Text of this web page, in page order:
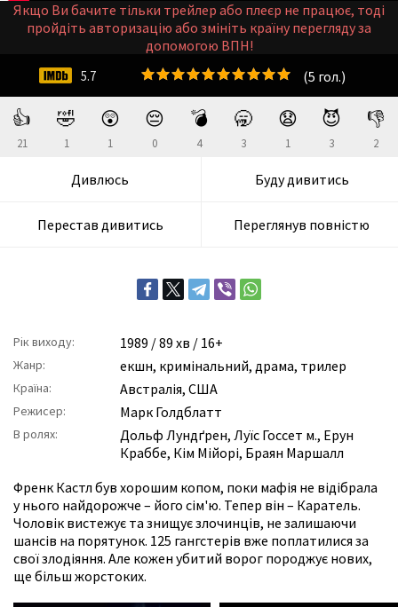
👍
21
🤣
1
😲
1
😔
0
💣
4
🥱
3
😧
1
😈
3
👎
2
Дивлюсь Буду дивитись
Перестав дивитись Переглянув повністю
Рік виходу: 1989 / 89 хв / 16+
Жанр: екшн, кримінальний, драма, трилер
Країна: Австралія, США
Режисер: Марк Голдблатт
В ролях: Дольф Лундґрен, Луїс Госсет м., Ерун
Краббе, Кім Мійорі, Браян Маршалл
Френк Кастл був хорошим копом, поки мафія не відібрала
у нього найдорожче – його сім'ю. Тепер він – Каратель.
Чоловік вистежує та знищує злочинців, не залишаючи
шансів на порятунок. 125 гангстерів вже поплатилися за
свої злодіяння. Але кожен убитий ворог породжує нових,
ще більш жорстоких.
(5 гол.)
5.7
Якщо Ви бачите тільки трейлер або плеєр не працює, тоді
пройдіть авторизацію або змініть країну перегляду за
допомогою ВПН!